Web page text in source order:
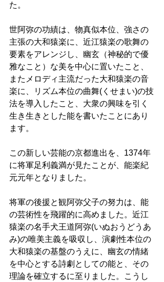
た。
世阿弥の功績は、物真似本位、強さの
主張の大和猿楽に、近江猿楽の歌舞の
要素をアレンジし、幽玄（神秘的で優
雅なこと）な美を中心に置いたこと、
またメロディ主流だった大和猿楽の音
楽に、リズム本位の曲舞(くせまい)の技
法を導入したこと、大衆の興味を引く
生き生きとした能を書いたことにあり
ます。
この新しい芸能の京都進出を、1374年
に将軍足利義満が見たことが、能楽紀
元元年となりました。
将軍の後援と観阿弥父子の努力は、能
の芸術性を飛躍的に高めました。近江
猿楽の名手犬王道阿弥(いぬおうどうあ
み)の唯美主義を吸収し、演劇性本位の
大和猿楽の基盤のうえに、幽玄の情緒
を中心とする詩劇としての能と、その
理論を確立するに至りました。こうし